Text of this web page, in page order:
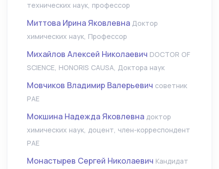
технических наук, профессор
Миттова Ирина Яковлевна Доктор
химических наук, Профессор
Михайлов Алексей Николаевич DOCTOR OF
SCIENCE, HONORIS CAUSA, Доктора наук
Мовчиков Владимир Валерьевич советник
РАЕ
Мокшина Надежда Яковлевна доктор
химических наук, доцент, член-корреспондент
РАЕ
Монастырев Сергей Николаевич Кандидат